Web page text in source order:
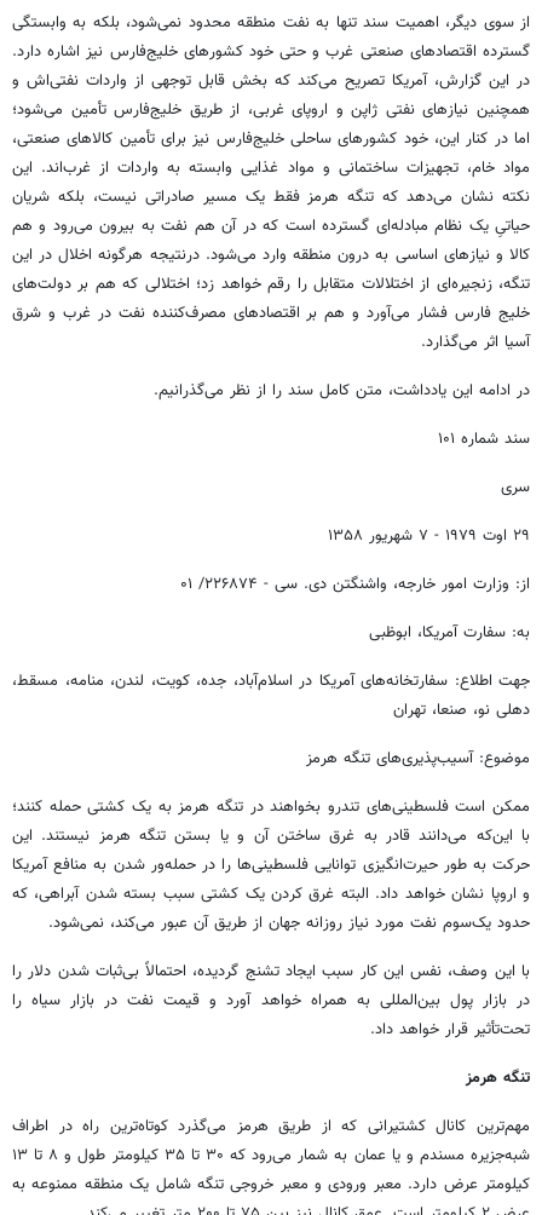
از سوی دیگر، اهمیت سند تنها به نفت منطقه محدود نمی‌شود، بلکه به وابستگی
گسترده اقتصادهای صنعتی غرب و حتی خود کشورهای خلیج‌فارس نیز اشاره دارد.
در این گزارش، آمریکا تصریح می‌کند که بخش قابل توجهی از واردات نفتی‌اش و
همچنین نیازهای نفتی ژاپن و اروپای غربی، از طریق خلیج‌فارس تأمین می‌شود؛
اما در کنار این، خود کشورهای ساحلی خلیج‌فارس نیز برای تأمین کالاهای صنعتی،
مواد خام، تجهیزات ساختمانی و مواد غذایی وابسته به واردات از غرب‌اند. این
نکته نشان می‌دهد که تنگه هرمز فقط یک مسیر صادراتی نیست، بلکه شریان
حیاتیِ یک نظام مبادله‌ای گسترده است که در آن هم نفت به بیرون می‌رود و هم
کالا و نیازهای اساسی به درون منطقه وارد می‌شود. درنتیجه هرگونه اخلال در این
تنگه، زنجیره‌ای از اختلالات متقابل را رقم خواهد زد؛ اختلالی که هم بر دولت‌های
خلیج فارس فشار می‌آورد و هم بر اقتصادهای مصرف‌کننده نفت در غرب و شرق
آسیا اثر می‌گذارد.
در ادامه این یادداشت، متن کامل سند را از نظر می‌گذرانیم.
سند شماره ۱۰۱
سری
۲۹ اوت ۱۹۷۹ - ۷ شهریور ۱۳۵۸
از: وزارت امور خارجه، واشنگتن دی. سی - ۲۲۶۸۷۴/ ۰۱
به: سفارت آمریکا، ابوظبی
جهت اطلاع: سفارتخانه‌های آمریکا در اسلام‌آباد، جده، کویت، لندن، منامه، مسقط،
دهلی نو، صنعا، تهران
موضوع: آسیب‌پذیری‌های تنگه هرمز
ممکن است فلسطینی‌های تندرو بخواهند در تنگه هرمز به یک کشتی حمله کنند؛
با این‌که می‌دانند قادر به غرق ساختن آن و یا بستن تنگه هرمز نیستند. این
حرکت به ‌طور حیرت‌انگیزی توانایی فلسطینی‌ها را در حمله‌ور شدن به منافع آمریکا
و اروپا نشان خواهد داد. البته غرق کردن یک کشتی سبب بسته ‌شدن آبراهی، که
حدود یک‌سوم نفت مورد نیاز روزانه جهان از طریق آن عبور می‌کند، نمی‌شود.
با این وصف، نفس این کار سبب ایجاد تشنج گردیده، احتمالاً بی‌ثبات ‌شدن دلار را
در بازار پول بین‌المللی به همراه خواهد آورد و قیمت نفت در بازار سیاه را
تحت‌تأثیر قرار خواهد داد.
تنگه هرمز
مهم‌ترین کانال کشتیرانی که از طریق هرمز می‌گذرد کوتاه‌ترین راه در اطراف
شبه‌جزیره مسندم و یا عمان به شمار می‌رود که ۳۰ تا ۳۵ کیلومتر طول و ۸ تا ۱۳
کیلومتر عرض دارد. معبر ورودی و معبر خروجی تنگه شامل یک منطقه ممنوعه به